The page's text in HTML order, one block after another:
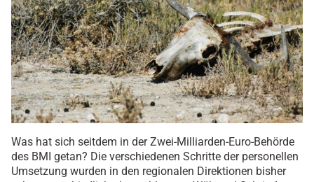
Was hat sich seitdem in der Zwei-Milliarden-Euro-Behörde
des BMI getan? Die verschiedenen Schritte der personellen
Umsetzung wurden in den regionalen Direktionen bisher